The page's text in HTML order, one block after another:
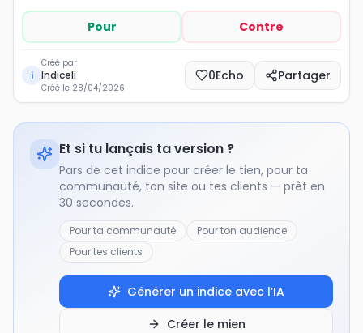
Pour Contre
i
Créé par
Indiceli
Créé le 28/04/2026
0Echo Partager
Et si tu lançais ta version ?
Pars de cet indice pour créer le tien, pour ta
communauté, ton site ou tes clients — prêt en
30 secondes.
Pour ta communauté
Pour ton audience
Pour tes clients
Générer un indice avec l’IA
Créer le mien